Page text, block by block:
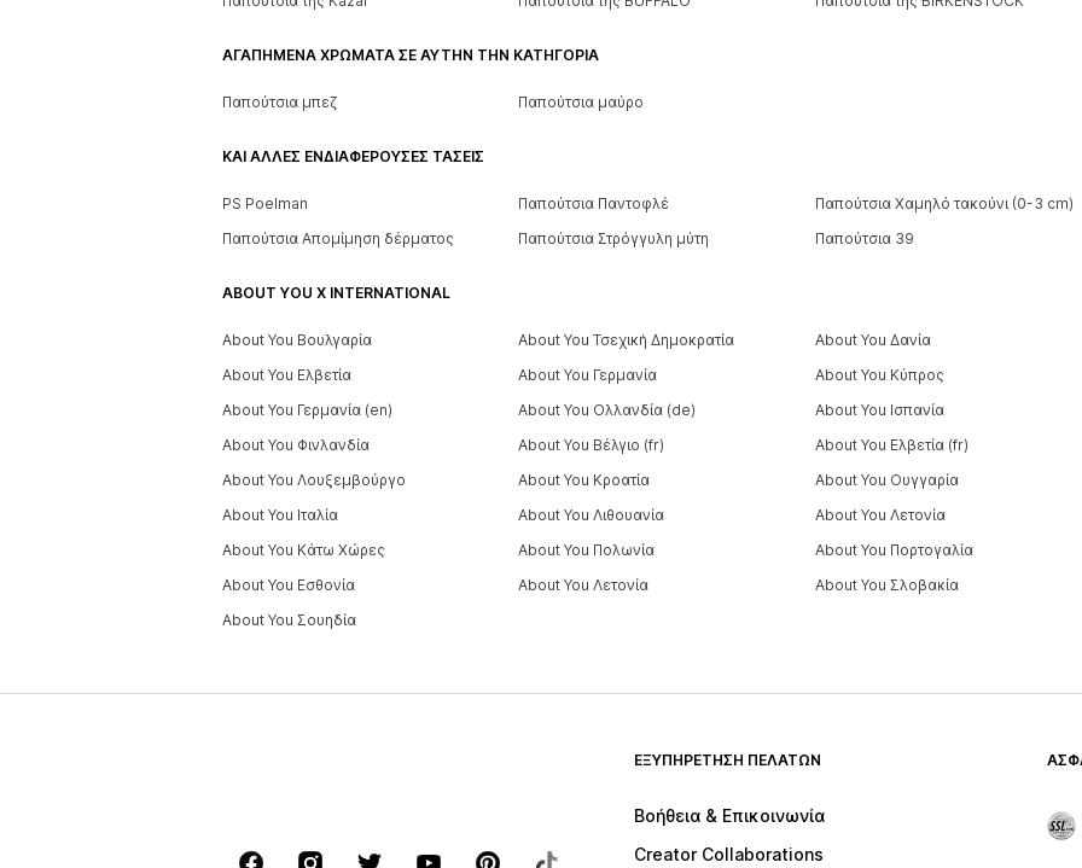
ΕΞΥΠΗΡΈΤΗΣΗ ΠΕΛΑΤΏΝ
Βοήθεια & Επικοινωνία
Creator Collaborations
ΑΓΑΠΗΜΈΝΑ ΧΡΏΜΑΤΑ ΣΕ ΑΥΤΉΝ ΤΗΝ ΚΑΤΗΓΟΡΊΑ
Παπούτσια μπεζ Παπούτσια μαύρο
ΚΑΙ ΆΛΛΕΣ ΕΝΔΙΑΦΈΡΟΥΣΕΣ ΤΆΣΕΙΣ
PS Poelman Παπούτσια Παντοφλέ Παπούτσια Χαμηλό τακούνι (0-3 cm)
Παπούτσια Απομίμηση δέρματος
Παπούτσια Στρόγγυλη μύτη Παπούτσια 39
ABOUT YOU X INTERNATIONAL
About You Βουλγαρία About You Τσεχική Δημοκρατία About You Δανία
About You Ελβετία
About You Γερμανία About You Κύπρος
About You Γερμανία (en)
About You Ολλανδία (de) About You Ισπανία
About You Φινλανδία
About You Βέλγιο (fr) About You Ελβετία (fr)
About You Λουξεμβούργο
About You Κροατία About You Ουγγαρία
About You Ιταλία
About You Λιθουανία About You Λετονία
About You Κάτω Χώρες
About You Πολωνία About You Πορτογαλία
About You Εσθονία
About You Λετονία About You Σλοβακία
About You Σουηδία